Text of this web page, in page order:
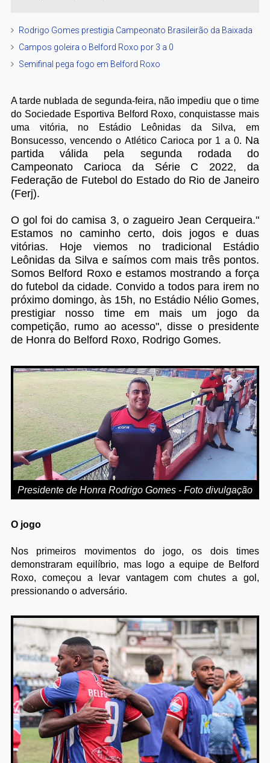
Rodrigo Gomes prestigia Campeonato Brasileirão da Baixada
Campos goleira o Belford Roxo por 3 a 0
Semifinal pega fogo em Belford Roxo
A tarde nublada de segunda-feira, não impediu que o time
do Sociedade Esportiva Belford Roxo, conquistasse mais
uma vitória, no Estádio Leônidas da Silva, em
Bonsucesso, vencendo o Atlético Carioca por 1 a 0. Na
partida válida pela segunda rodada do
Campeonato Carioca da Série C 2022, da
Federação de Futebol do Estado do Rio de Janeiro
(Ferj).
O gol foi do camisa 3, o zagueiro Jean Cerqueira."
Estamos no caminho certo, dois jogos e duas
vitórias. Hoje viemos no tradicional Estádio
Leônidas da Silva e saímos com mais três pontos.
Somos Belford Roxo e estamos mostrando a força
do futebol da cidade. Convido a todos para irem no
próximo domingo, às 15h, no Estádio Nélio Gomes,
prestigiar nosso time em mais um jogo da
competição, rumo ao acesso", disse o presidente
de Honra do Belford Roxo, Rodrigo Gomes.
Presidente de Honra Rodrigo Gomes - Foto divulgação
O jogo
Nos primeiros movimentos do jogo, os dois times
demonstraram equilíbrio, mas logo a equipe de Belford
Roxo, começou a levar vantagem com chutes a gol,
pressionando o adversário.